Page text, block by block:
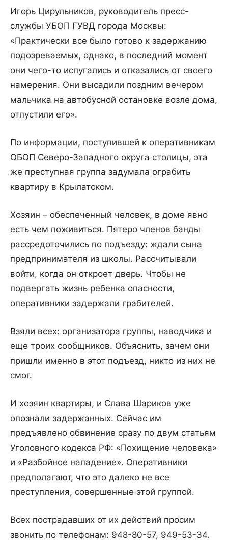
Игорь Цирульников, руководитель пресс-
службы УБОП ГУВД города Москвы:
«Практически все было готово к задержанию
подозреваемых, однако, в последний момент
они чего-то испугались и отказались от своего
намерения. Они высадили поздним вечером
мальчика на автобусной остановке возле дома,
отпустили его».
По информации, поступившей к оперативникам
ОБОП Северо-Западного округа столицы, эта
же преступная группа задумала ограбить
квартиру в Крылатском.
Хозяин – обеспеченный человек, в доме явно
есть чем поживиться. Пятеро членов банды
рассредоточились по подъезду: ждали сына
предпринимателя из школы. Рассчитывали
войти, когда он откроет дверь. Чтобы не
подвергать жизнь ребенка опасности,
оперативники задержали грабителей.
Взяли всех: организатора группы, наводчика и
еще троих сообщников. Объяснить, зачем они
пришли именно в этот подъезд, никто из них не
смог.
И хозяин квартиры, и Слава Шариков уже
опознали задержанных. Сейчас им
предъявлено обвинение сразу по двум статьям
Уголовного кодекса РФ: «Похищение человека»
и «Разбойное нападение». Оперативники
предполагают, что это далеко не все
преступления, совершенные этой группой.
Всех пострадавших от их действий просим
звонить по телефонам: 948-80-57, 949-53-34.